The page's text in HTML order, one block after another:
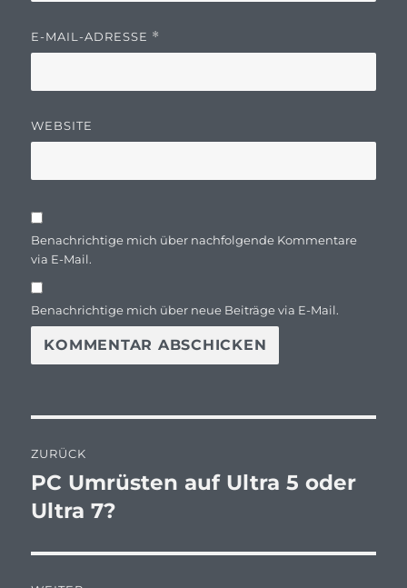
E-MAIL-ADRESSE *
WEBSITE
Benachrichtige mich über nachfolgende Kommentare
via E-Mail.
Benachrichtige mich über neue Beiträge via E-Mail.
ZURÜCK
Vorheriger
Beitrag:
PC Umrüsten auf Ultra 5 oder
Ultra 7?